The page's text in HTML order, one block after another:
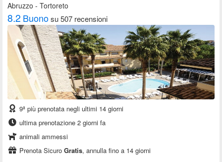
Abruzzo - Tortoreto
8.2 Buonosu 507 recensioni
9ª più prenotata negli ultimi 14 giorni
ultima prenotazione 2 giorni fa
animali ammessi
Prenota Sicuro Gratis, annulla fino a 14 giorni